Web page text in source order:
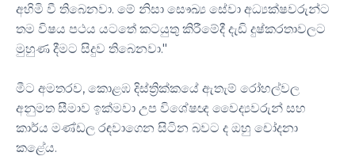
අහිමි වී තිබෙනවා. මේ නිසා සෞඛ්‍ය සේවා අධ්‍යක්ෂවරුන්ට
තම විෂය පථය යටතේ කටයුතු කිරීමේදී දැඩි දුෂ්කරතාවලට
මුහුණ දීමට සිදුව තිබෙනවා."
මීට අමතරව, කොළඹ දිස්ත්‍රික්කයේ ඇතැම් රෝහල්වල
අනුමත සීමාව ඉක්මවා උප විශේෂඥ වෛද්‍යවරුන් සහ
කාර්ය මණ්ඩල රඳවාගෙන සිටින බවට ද ඔහු චෝදනා
කළේය.